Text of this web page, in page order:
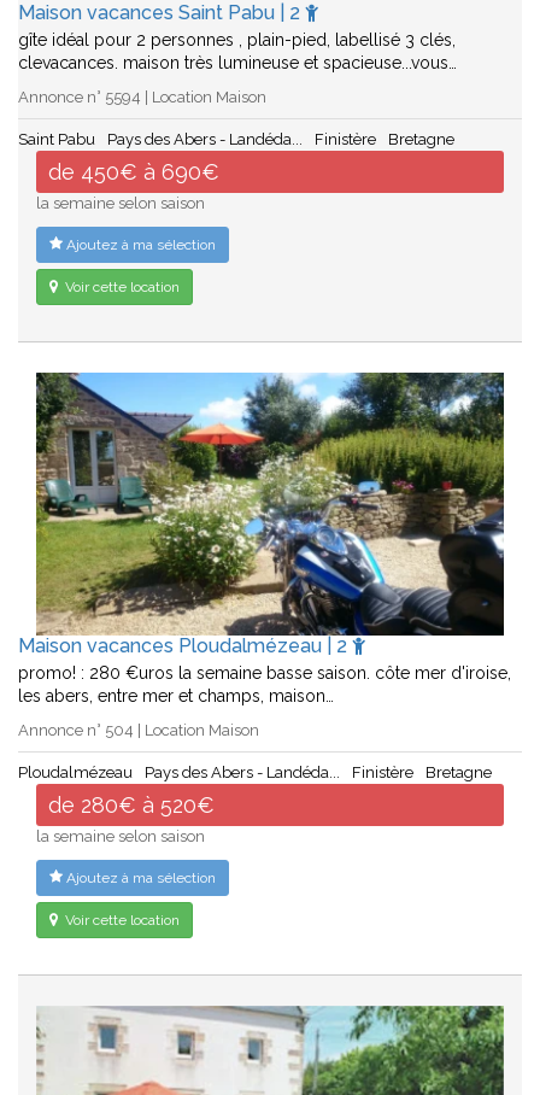
Maison vacances Saint Pabu | 2
gîte idéal pour 2 personnes , plain-pied, labellisé 3 clés,
clevacances. maison très lumineuse et spacieuse...vous…
Annonce n° 5594 | Location Maison
Saint Pabu Pays des Abers - Landéda... Finistère Bretagne
de 450€ à 690€
la semaine selon saison
Ajoutez à ma sélection
Voir cette location
Maison vacances Ploudalmézeau | 2
promo! : 280 €uros la semaine basse saison. côte mer d'iroise,
les abers, entre mer et champs, maison…
Annonce n° 504 | Location Maison
Ploudalmézeau Pays des Abers - Landéda... Finistère Bretagne
de 280€ à 520€
la semaine selon saison
Ajoutez à ma sélection
Voir cette location